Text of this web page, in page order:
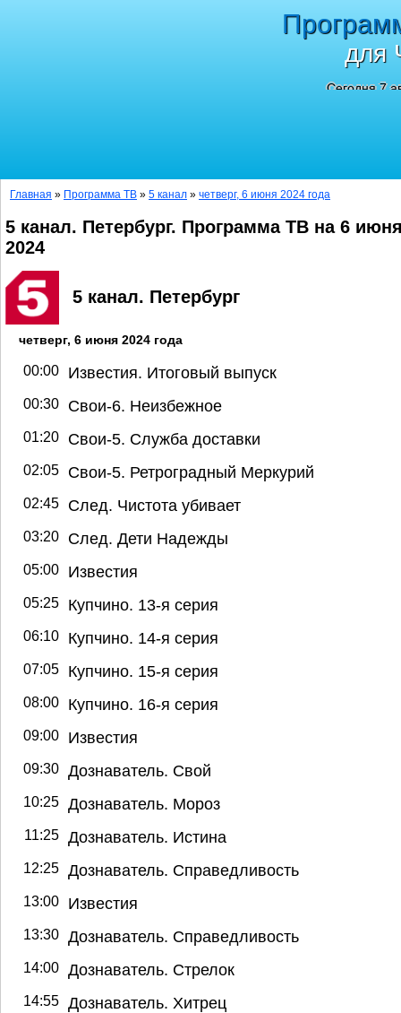
для
Сегодня 7
Главная » Программа ТВ » 5 канал » четверг, 6 июня 2024 года
5 канал. Петербург. Программа ТВ на 6
2024
5 канал. Петербург
четверг, 6 июня 2024 года
00:00 Известия. Итоговый выпуск
00:30 Свои-6. Неизбежное
01:20 Свои-5. Служба доставки
02:05 Свои-5. Ретроградный Меркурий
02:45 След. Чистота убивает
03:20 След. Дети Надежды
05:00 Известия
05:25 Купчино. 13-я серия
06:10 Купчино. 14-я серия
07:05 Купчино. 15-я серия
08:00 Купчино. 16-я серия
09:00 Известия
09:30 Дознаватель. Свой
10:25 Дознаватель. Мороз
11:25 Дознаватель. Истина
12:25 Дознаватель. Справедливость
13:00 Известия
13:30 Дознаватель. Справедливость
14:00 Дознаватель. Стрелок
14:55 Дознаватель. Хитрец